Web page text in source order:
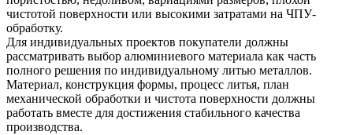
чистотой поверхности или высокими затратами на ЧПУ-
обработку.
Для индивидуальных проектов покупатели должны
рассматривать выбор алюминиевого материала как часть
полного решения по индивидуальному литью металлов.
Материал, конструкция формы, процесс литья, план
механической обработки и чистота поверхности должны
работать вместе для достижения стабильного качества
производства.